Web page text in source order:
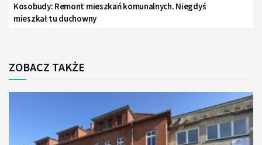
Kosobudy: Remont mieszkań komunalnych. Niegdyś
mieszkał tu duchowny
ZOBACZ TAKŻE